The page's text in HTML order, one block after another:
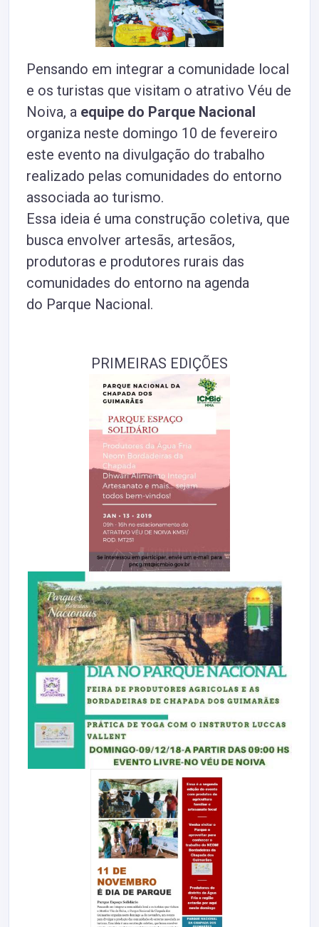
Pensando em integrar a comunidade local
e os turistas que visitam o atrativo Véu de
Noiva, a equipe do Parque Nacional
organiza neste domingo 10 de fevereiro
este evento na divulgação do trabalho
realizado pelas comunidades do entorno
associada ao turismo.
Essa ideia é uma construção coletiva, que
busca envolver artesãs, artesãos,
produtoras e produtores rurais das
comunidades do entorno na agenda
do Parque Nacional.
PRIMEIRAS EDIÇÕES